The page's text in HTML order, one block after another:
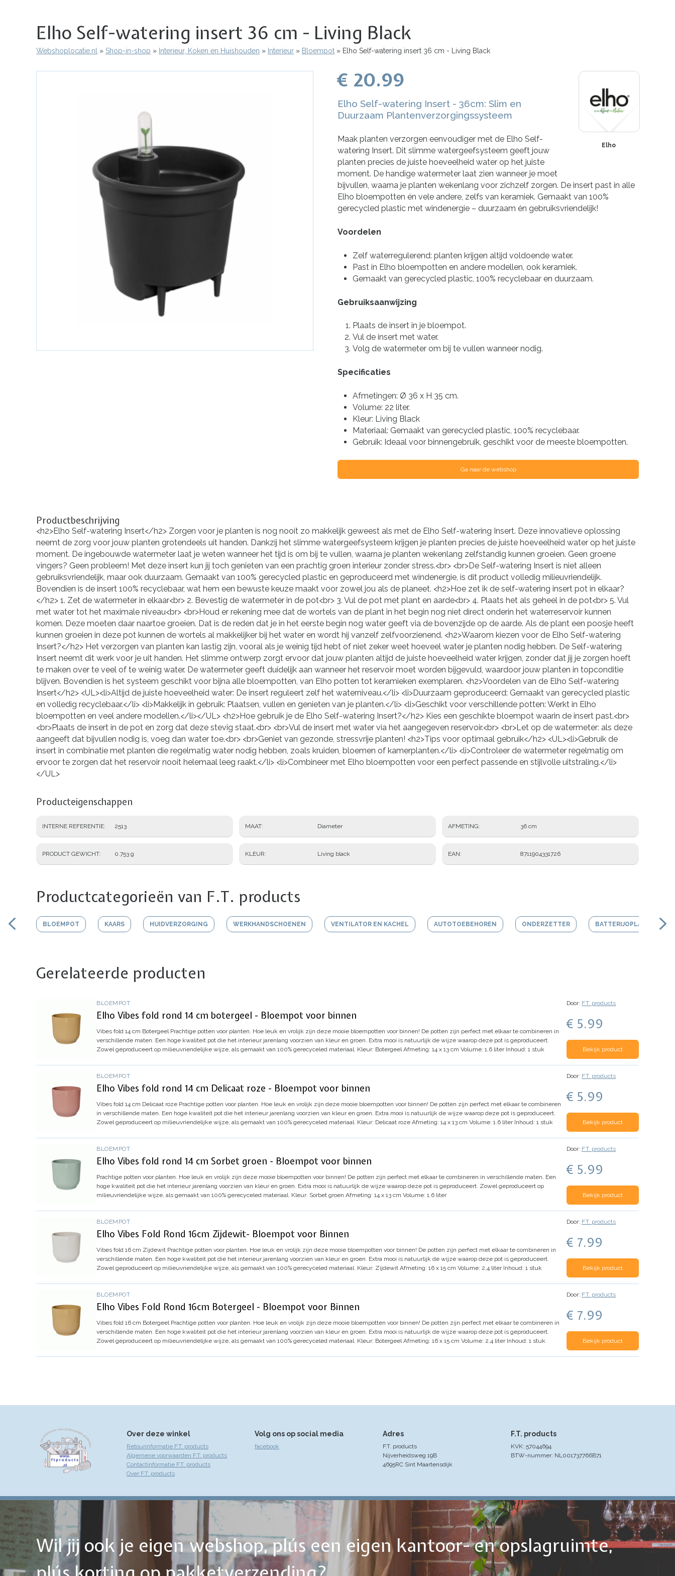
Elho Self-watering insert 36 cm - Living Black
Kruimelpad
Webshoplocatie.nl Shop-in-shop Interieur, Koken en Huishouden Interieur Bloempot Elho Self-watering insert 36 cm - Living Black
Elho
€ 20.99
Elho Self-watering Insert - 36cm: Slim en
Duurzaam Plantenverzorgingssysteem
Maak planten verzorgen eenvoudiger met de Elho Self-
watering Insert. Dit slimme watergeefsysteem geeft jouw
planten precies de juiste hoeveelheid water op het juiste
moment. De handige watermeter laat zien wanneer je moet
bijvullen, waarna je planten wekenlang voor zichzelf zorgen. De insert past in alle
Elho bloempotten én vele andere, zelfs van keramiek. Gemaakt van 100%
gerecycled plastic met windenergie – duurzaam én gebruiksvriendelijk!
Voordelen
Zelf waterregulerend: planten krijgen altijd voldoende water.
Past in Elho bloempotten en andere modellen, ook keramiek.
Gemaakt van gerecycled plastic, 100% recyclebaar en duurzaam.
Gebruiksaanwijzing
Plaats de insert in je bloempot.
Vul de insert met water.
Volg de watermeter om bij te vullen wanneer nodig.
Specificaties
Afmetingen: Ø 36 x H 35 cm.
Volume: 22 liter.
Kleur: Living Black
Materiaal: Gemaakt van gerecycled plastic, 100% recyclebaar.
Gebruik: Ideaal voor binnengebruik, geschikt voor de meeste bloempotten.
Ga naar de webshop
Productbeschrijving
<h2>Elho Self-watering Insert</h2> Zorgen voor je planten is nog nooit zo makkelijk geweest als met de Elho Self-watering Insert. Deze innovatieve oplossing
neemt de zorg voor jouw planten grotendeels uit handen. Dankzij het slimme watergeefsysteem krijgen je planten precies de juiste hoeveelheid water op het juiste
moment. De ingebouwde watermeter laat je weten wanneer het tijd is om bij te vullen, waarna je planten wekenlang zelfstandig kunnen groeien. Geen groene
vingers? Geen probleem! Met deze insert kun jij toch genieten van een prachtig groen interieur zonder stress.<br> <br>De Self-watering Insert is niet alleen
gebruiksvriendelijk, maar ook duurzaam. Gemaakt van 100% gerecycled plastic en geproduceerd met windenergie, is dit product volledig milieuvriendelijk.
Bovendien is de insert 100% recyclebaar, wat hem een bewuste keuze maakt voor zowel jou als de planeet. <h2>Hoe zet ik de self-watering insert pot in elkaar?
</h2> 1. Zet de watermeter in elkaar<br> 2. Bevestig de watermeter in de pot<br> 3. Vul de pot met plant en aarde<br> 4. Plaats het als geheel in de pot<br> 5. Vul
met water tot het maximale niveau<br> <br>Houd er rekening mee dat de wortels van de plant in het begin nog niet direct onderin het waterreservoir kunnen
komen. Deze moeten daar naartoe groeien. Dat is de reden dat je in het eerste begin nog water geeft via de bovenzijde op de aarde. Als de plant een poosje heeft
kunnen groeien in deze pot kunnen de wortels al makkelijker bij het water en wordt hij vanzelf zelfvoorzienend. <h2>Waarom kiezen voor de Elho Self-watering
Insert?</h2> Het verzorgen van planten kan lastig zijn, vooral als je weinig tijd hebt of niet zeker weet hoeveel water je planten nodig hebben. De Self-watering
Insert neemt dit werk voor je uit handen. Het slimme ontwerp zorgt ervoor dat jouw planten altijd de juiste hoeveelheid water krijgen, zonder dat jij je zorgen hoeft
te maken over te veel of te weinig water. De watermeter geeft duidelijk aan wanneer het reservoir moet worden bijgevuld, waardoor jouw planten in topconditie
blijven. Bovendien is het systeem geschikt voor bijna alle bloempotten, van Elho potten tot keramieken exemplaren. <h2>Voordelen van de Elho Self-watering
Insert</h2> <UL><li>Altijd de juiste hoeveelheid water: De insert reguleert zelf het waterniveau.</li> <li>Duurzaam geproduceerd: Gemaakt van gerecycled plastic
en volledig recyclebaar.</li> <li>Makkelijk in gebruik: Plaatsen, vullen en genieten van je planten.</li> <li>Geschikt voor verschillende potten: Werkt in Elho
bloempotten en veel andere modellen.</li></UL> <h2>Hoe gebruik je de Elho Self-watering Insert?</h2> Kies een geschikte bloempot waarin de insert past.<br>
<br>Plaats de insert in de pot en zorg dat deze stevig staat.<br> <br>Vul de insert met water via het aangegeven reservoir.<br> <br>Let op de watermeter: als deze
aangeeft dat bijvullen nodig is, voeg dan water toe.<br> <br>Geniet van gezonde, stressvrije planten! <h2>Tips voor optimaal gebruik</h2> <UL><li>Gebruik de
insert in combinatie met planten die regelmatig water nodig hebben, zoals kruiden, bloemen of kamerplanten.</li> <li>Controleer de watermeter regelmatig om
ervoor te zorgen dat het reservoir nooit helemaal leeg raakt.</li> <li>Combineer met Elho bloempotten voor een perfect passende en stijlvolle uitstraling.</li>
</UL>
Producteigenschappen
INTERNE REFERENTIE 2513
PRODUCT GEWICHT 0.753 g
MAAT Diameter
KLEUR Living black
AFMETING 36 cm
EAN 8711904331726
Productcategorieën van F.T. products
BLOEMPOT KAARS HUIDVERZORGING WERKHANDSCHOENEN VENTILATOR EN KACHEL AUTOTOEBEHOREN ONDERZETTER BATTERIJOPLADER
Gerelateerde producten
BLOEMPOT
Elho Vibes fold rond 14 cm botergeel - Bloempot voor binnen
Vibes fold 14 cm Botergeel Prachtige potten voor planten. Hoe leuk en vrolijk zijn deze mooie bloempotten voor binnen! De potten zijn perfect met elkaar te combineren in
verschillende maten. Een hoge kwaliteit pot die het interieur jarenlang voorzien van kleur en groen. Extra mooi is natuurlijk de wijze waarop deze pot is geproduceert.
Zowel geproduceert op milieuvriendelijke wijze, als gemaakt van 100% gerecyceled materiaal. Kleur: Botergeel Afmeting: 14 x 13 cm Volume: 1.6 liter Inhoud: 1 stuk
Door: F.T. products
€ 5.99
Bekijk product
BLOEMPOT
Elho Vibes fold rond 14 cm Delicaat roze - Bloempot voor binnen
Vibes fold 14 cm Delicaat roze Prachtige potten voor planten. Hoe leuk en vrolijk zijn deze mooie bloempotten voor binnen! De potten zijn perfect met elkaar te combineren
in verschillende maten. Een hoge kwaliteit pot die het interieur jarenlang voorzien van kleur en groen. Extra mooi is natuurlijk de wijze waarop deze pot is geproduceert.
Zowel geproduceert op milieuvriendelijke wijze, als gemaakt van 100% gerecyceled materiaal. Kleur: Delicaat roze Afmeting: 14 x 13 cm Volume: 1.6 liter Inhoud: 1 stuk
Door: F.T. products
€ 5.99
Bekijk product
BLOEMPOT
Elho Vibes fold rond 14 cm Sorbet groen - Bloempot voor binnen
Prachtige potten voor planten. Hoe leuk en vrolijk zijn deze mooie bloempotten voor binnen! De potten zijn perfect met elkaar te combineren in verschillende maten. Een
hoge kwaliteit pot die het interieur jarenlang voorzien van kleur en groen. Extra mooi is natuurlijk de wijze waarop deze pot is geproduceert. Zowel geproduceert op
milieuvriendelijke wijze, als gemaakt van 100% gerecyceled materiaal. Kleur: Sorbet groen Afmeting: 14 x 13 cm Volume: 1.6 liter
Door: F.T. products
€ 5.99
Bekijk product
BLOEMPOT
Elho Vibes Fold Rond 16cm Zijdewit- Bloempot voor Binnen
Vibes fold 16 cm Zijdewit Prachtige potten voor planten. Hoe leuk en vrolijk zijn deze mooie bloempotten voor binnen! De potten zijn perfect met elkaar te combineren in
verschillende maten. Een hoge kwaliteit pot die het interieur jarenlang voorzien van kleur en groen. Extra mooi is natuurlijk de wijze waarop deze pot is geproduceert.
Zowel geproduceert op milieuvriendelijke wijze, als gemaakt van 100% gerecyceled materiaal. Kleur: Zijdewit Afmeting: 16 x 15 cm Volume: 2,4 liter Inhoud: 1 stuk
Door: F.T. products
€ 7.99
Bekijk product
BLOEMPOT
Elho Vibes Fold Rond 16cm Botergeel - Bloempot voor Binnen
Vibes fold 16 cm Botergeel Prachtige potten voor planten. Hoe leuk en vrolijk zijn deze mooie bloempotten voor binnen! De potten zijn perfect met elkaar te combineren in
verschillende maten. Een hoge kwaliteit pot die het interieur jarenlang voorzien van kleur en groen. Extra mooi is natuurlijk de wijze waarop deze pot is geproduceert.
Zowel geproduceert op milieuvriendelijke wijze, als gemaakt van 100% gerecyceled materiaal. Kleur: Botergeel Afmeting: 16 x 15 cm Volume: 2,4 liter Inhoud: 1 stuk
Door: F.T. products
€ 7.99
Bekijk product
Over deze winkel
Retourinformatie F.T. products
Algemene voorwaarden F.T. products
Contactinformatie F.T. products
Over F.T. products
Volg ons op social media
facebook
Adres
F.T. products
Nijverheidsweg 19B
4695RC Sint Maartensdijk
F.T. products
KVK: 57044694
BTW-nummer: NL001737766B71
Wil jij ook je eigen webshop, plús een eigen kantoor- en opslagruimte,